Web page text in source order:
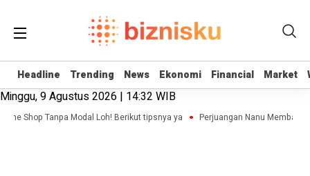
Headline Trending News Ekonomi Financial Market
Headline Trending News Ekonomi Financial Market
Minggu, 9 Agustus 2026 | 14:32 WIB
Shop Tanpa Modal Loh! Berikut tipsnya ya Perjuangan Nanu